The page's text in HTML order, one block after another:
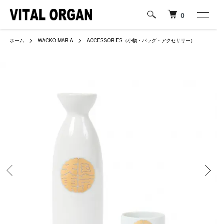
0
ホーム WACKO MARIA ACCESSORIES（小物・バッグ・アクセサリー）